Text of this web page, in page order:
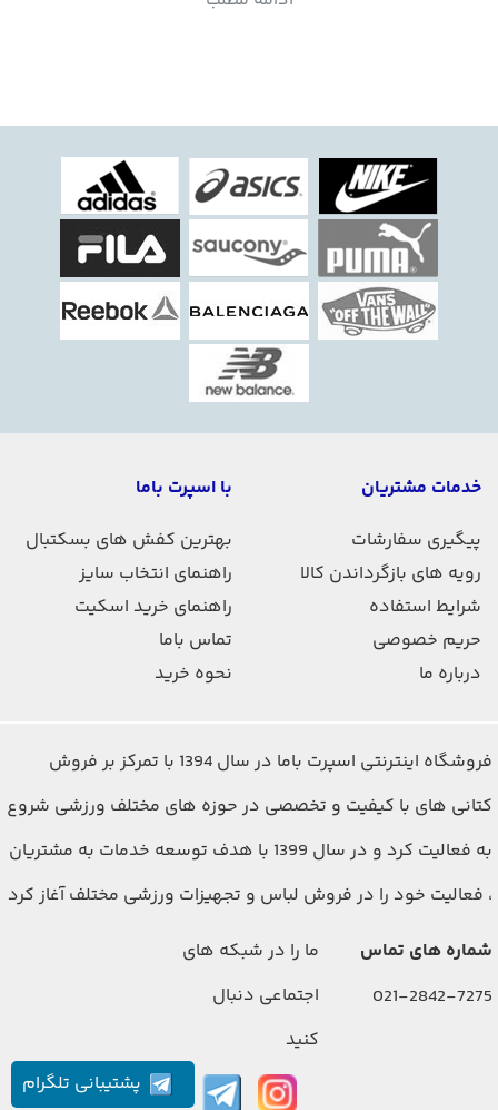
با دوام هستید که بازی رو لذت بخش کنه، این سری از توپ
های والیبال مخصوص شماست.
پشتیبانی تلگرام
خدمات مشتریان
پیگیری سفارشات
رویه های بازگرداندن کالا
شرایط استفاده
حریم خصوصی
درباره ما
با اسپرت باما
بهترین کفش های بسکتبال
راهنمای انتخاب سایز
راهنمای خرید اسکیت
تماس باما
نحوه خرید
فروشگاه اینترنتی اسپرت باما در سال 1394 با تمرکز بر فروش
کتانی های با کیفیت و تخصصی در حوزه های مختلف ورزشی شروع
به فعالیت کرد و در سال 1399 با هدف توسعه خدمات به مشتریان
، فعالیت خود را در فروش لباس و تجهیزات ورزشی مختلف آغاز کرد
شماره های تماس
021-2842-7275
ما را در شبکه های
اجتماعی دنبال
کنید